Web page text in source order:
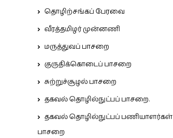
தொழிற்சங்கப் பேரவை
வீரத்தமிழர் முன்னணி
மருத்துவப் பாசறை
குருதிக்கொடைப் பாசறை
சுற்றுச்சூழல் பாசறை
தகவல் தொழில்நுட்பப் பாசறை.
தகவல் தொழில்நுட்பப் பணியாளர்கள்
பாசறை